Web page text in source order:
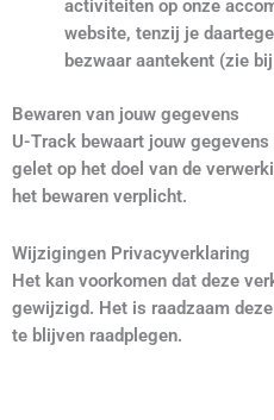
activiteiten op onze
website, tenzij je
bezwaar aantekent (zie
Bewaren van jouw gegevens
U-Track bewaart jouw
gelet op het doel van de
het bewaren verplicht.
Wijzigingen Privacyverklaring
Het kan voorkomen dat deze
gewijzigd. Het is raadzaam
te blijven raadplegen.